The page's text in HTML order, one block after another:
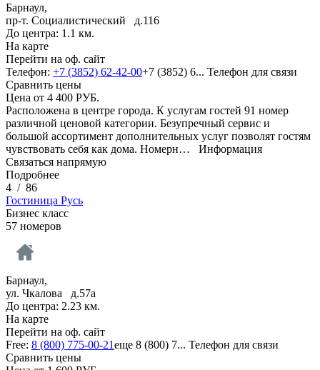
Барнаул,
пр-т. Социалистический д.116
До центра: 1.1 км.
На карте
Перейти на оф. сайт
Телефон: +7 (3852) 62-42-00+7 (3852) 6... Телефон для связи
Сравнить цены
Цена от 4 400 РУБ.
Расположена в центре города. К услугам гостей 91 номер
различной ценовой категории. Безупречный сервис и
большой ассортимент дополнительных услуг позволят гостям
чувствовать себя как дома. Номерн… Информация
Связаться напрямую
Подробнее
4 / 86
Гостиница Русь
Бизнес класс
57 номеров
Барнаул,
ул. Чкалова д.57а
До центра: 2.23 км.
На карте
Перейти на оф. сайт
Free: 8 (800) 775-00-21еще 8 (800) 7... Телефон для связи
Сравнить цены